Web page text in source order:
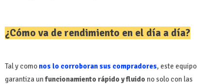
¿Cómo va de rendimiento en el día a día?
Tal y como nos lo corroboran sus compradores, este equipo
garantiza unfuncionamiento rápido y fluido no solo con las